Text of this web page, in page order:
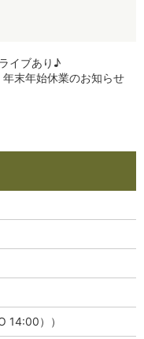
イブあり♪
年末年始休業のお知らせ
14:00））